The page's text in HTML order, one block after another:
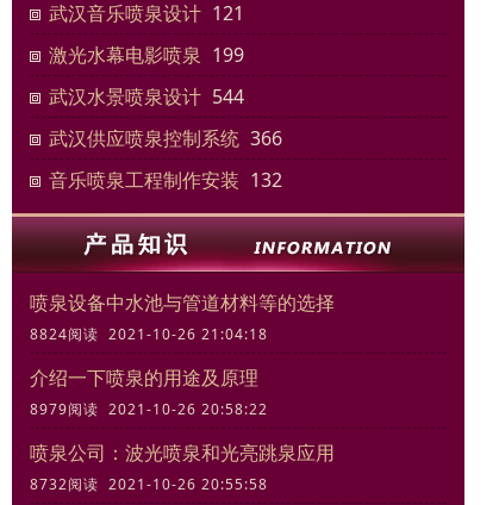
武汉音乐喷泉设计 121
激光水幕电影喷泉 199
武汉水景喷泉设计 544
武汉供应喷泉控制系统 366
音乐喷泉工程制作安装 132
喷泉设备中水池与管道材料等的选择
8824阅读 2021-10-26 21:04:18
介绍一下喷泉的用途及原理
8979阅读 2021-10-26 20:58:22
喷泉公司：波光喷泉和光亮跳泉应用
8732阅读 2021-10-26 20:55:58